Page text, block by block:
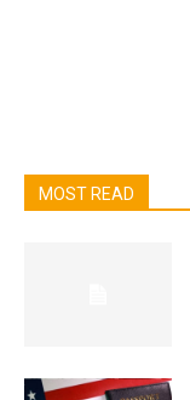
MOST READ